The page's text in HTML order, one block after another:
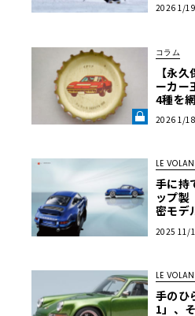
2026 1/19
コラム
【永
ーカー
4種を
2026 1/18
LE
手に持
ップ製
密モデ
2025 11/
LE
手のひ
1」、